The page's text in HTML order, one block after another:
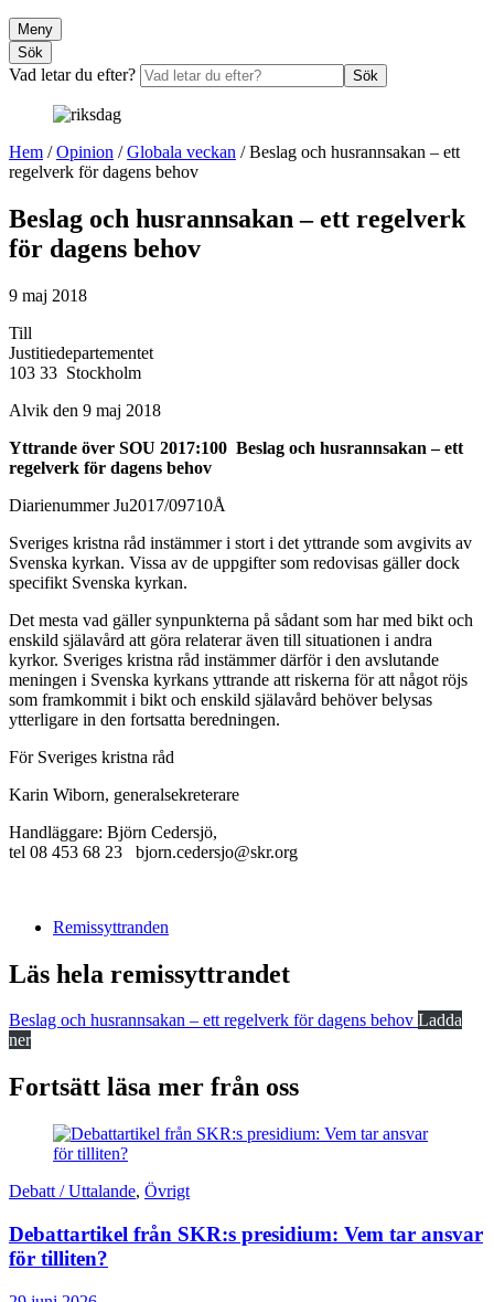
Meny
Sök
Vad letar du efter? Sök
Hem /Opinion /Globala veckan /Beslag och husrannsakan – ett
regelverk för dagens behov
Beslag och husrannsakan – ett regelverk
för dagens behov
9 maj 2018
Till
Justitiedepartementet
103 33 Stockholm
Alvik den 9 maj 2018
Yttrande över SOU 2017:100 Beslag och husrannsakan – ett
regelverk för dagens behov
Diarienummer Ju2017/09710Å
Sveriges kristna råd instämmer i stort i det yttrande som avgivits av
Svenska kyrkan. Vissa av de uppgifter som redovisas gäller dock
specifikt Svenska kyrkan.
Det mesta vad gäller synpunkterna på sådant som har med bikt och
enskild själavård att göra relaterar även till situationen i andra
kyrkor. Sveriges kristna råd instämmer därför i den avslutande
meningen i Svenska kyrkans yttrande att riskerna för att något röjs
som framkommit i bikt och enskild själavård behöver belysas
ytterligare in den fortsatta beredningen.
För Sveriges kristna råd
Karin Wiborn, generalsekreterare
Handläggare: Björn Cedersjö,
tel 08 453 68 23 bjorn.cedersjo@skr.org
Remissyttranden
Läs hela remissyttrandet
Beslag och husrannsakan – ett regelverk för dagens behov Ladda
ner
Fortsätt läsa mer från oss
Debatt / Uttalande, Övrigt
Debattartikel från SKR:s presidium: Vem tar ansvar
för tilliten?